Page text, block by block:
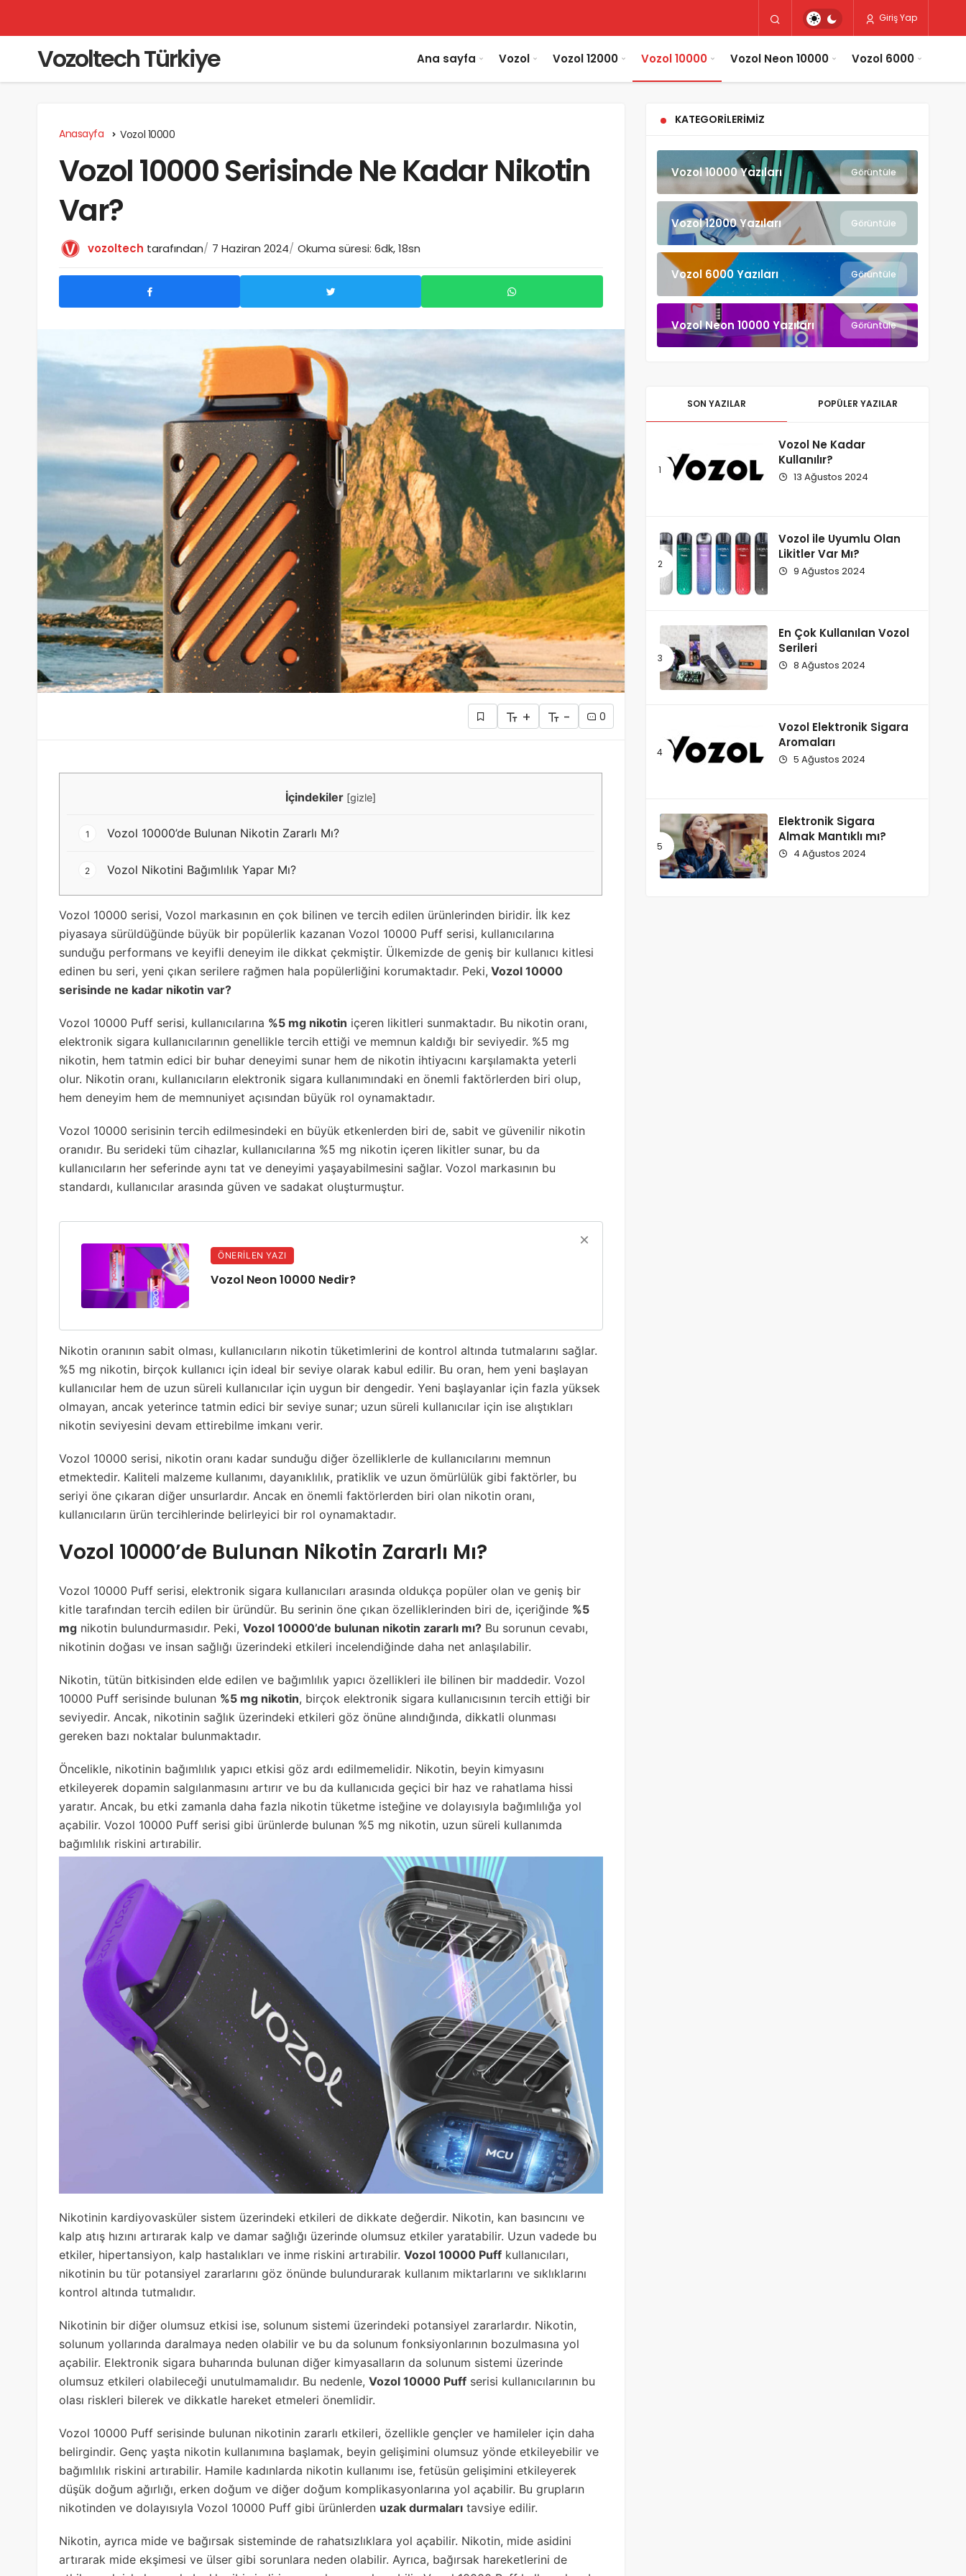
Giriş Yap
Vozoltech Türkiye Ana sayfa Vozol Vozol 12000 Vozol 10000 Vozol Neon 10000 Vozol 6000
Anasayfa Vozol 10000
Vozol 10000 Serisinde Ne Kadar Nikotin
Var?
vozoltech tarafından 7 Haziran 2024 Okuma süresi: 6dk, 18sn
+ - 0
İçindekiler [gizle]
1 Vozol 10000’de Bulunan Nikotin Zararlı Mı?
2 Vozol Nikotini Bağımlılık Yapar Mı?
Vozol 10000 serisi, Vozol markasının en çok bilinen ve tercih edilen ürünlerinden biridir. İlk kez
piyasaya sürüldüğünde büyük bir popülerlik kazanan Vozol 10000 Puff serisi, kullanıcılarına
sunduğu performans ve keyifli deneyim ile dikkat çekmiştir. Ülkemizde de geniş bir kullanıcı kitlesi
edinen bu seri, yeni çıkan serilere rağmen hala popülerliğini korumaktadır. Peki, Vozol 10000
serisinde ne kadar nikotin var?
Vozol 10000 Puff serisi, kullanıcılarına %5 mg nikotin içeren likitleri sunmaktadır. Bu nikotin oranı,
elektronik sigara kullanıcılarının genellikle tercih ettiği ve memnun kaldığı bir seviyedir. %5 mg
nikotin, hem tatmin edici bir buhar deneyimi sunar hem de nikotin ihtiyacını karşılamakta yeterli
olur. Nikotin oranı, kullanıcıların elektronik sigara kullanımındaki en önemli faktörlerden biri olup,
hem deneyim hem de memnuniyet açısından büyük rol oynamaktadır.
Vozol 10000 serisinin tercih edilmesindeki en büyük etkenlerden biri de, sabit ve güvenilir nikotin
oranıdır. Bu serideki tüm cihazlar, kullanıcılarına %5 mg nikotin içeren likitler sunar, bu da
kullanıcıların her seferinde aynı tat ve deneyimi yaşayabilmesini sağlar. Vozol markasının bu
standardı, kullanıcılar arasında güven ve sadakat oluşturmuştur.
ÖNERILEN YAZI
Vozol Neon 10000 Nedir?
Nikotin oranının sabit olması, kullanıcıların nikotin tüketimlerini de kontrol altında tutmalarını sağlar.
%5 mg nikotin, birçok kullanıcı için ideal bir seviye olarak kabul edilir. Bu oran, hem yeni başlayan
kullanıcılar hem de uzun süreli kullanıcılar için uygun bir dengedir. Yeni başlayanlar için fazla yüksek
olmayan, ancak yeterince tatmin edici bir seviye sunar; uzun süreli kullanıcılar için ise alıştıkları
nikotin seviyesini devam ettirebilme imkanı verir.
Vozol 10000 serisi, nikotin oranı kadar sunduğu diğer özelliklerle de kullanıcılarını memnun
etmektedir. Kaliteli malzeme kullanımı, dayanıklılık, pratiklik ve uzun ömürlülük gibi faktörler, bu
seriyi öne çıkaran diğer unsurlardır. Ancak en önemli faktörlerden biri olan nikotin oranı,
kullanıcıların ürün tercihlerinde belirleyici bir rol oynamaktadır.
Vozol 10000’de Bulunan Nikotin Zararlı Mı?
Vozol 10000 Puff serisi, elektronik sigara kullanıcıları arasında oldukça popüler olan ve geniş bir
kitle tarafından tercih edilen bir üründür. Bu serinin öne çıkan özelliklerinden biri de, içeriğinde %5
mg nikotin bulundurmasıdır. Peki, Vozol 10000’de bulunan nikotin zararlı mı? Bu sorunun cevabı,
nikotinin doğası ve insan sağlığı üzerindeki etkileri incelendiğinde daha net anlaşılabilir.
Nikotin, tütün bitkisinden elde edilen ve bağımlılık yapıcı özellikleri ile bilinen bir maddedir. Vozol
10000 Puff serisinde bulunan %5 mg nikotin, birçok elektronik sigara kullanıcısının tercih ettiği bir
seviyedir. Ancak, nikotinin sağlık üzerindeki etkileri göz önüne alındığında, dikkatli olunması
gereken bazı noktalar bulunmaktadır.
Öncelikle, nikotinin bağımlılık yapıcı etkisi göz ardı edilmemelidir. Nikotin, beyin kimyasını
etkileyerek dopamin salgılanmasını artırır ve bu da kullanıcıda geçici bir haz ve rahatlama hissi
yaratır. Ancak, bu etki zamanla daha fazla nikotin tüketme isteğine ve dolayısıyla bağımlılığa yol
açabilir. Vozol 10000 Puff serisi gibi ürünlerde bulunan %5 mg nikotin, uzun süreli kullanımda
bağımlılık riskini artırabilir.
Nikotinin kardiyovasküler sistem üzerindeki etkileri de dikkate değerdir. Nikotin, kan basıncını ve
kalp atış hızını artırarak kalp ve damar sağlığı üzerinde olumsuz etkiler yaratabilir. Uzun vadede bu
etkiler, hipertansiyon, kalp hastalıkları ve inme riskini artırabilir. Vozol 10000 Puff kullanıcıları,
nikotinin bu tür potansiyel zararlarını göz önünde bulundurarak kullanım miktarlarını ve sıklıklarını
kontrol altında tutmalıdır.
Nikotinin bir diğer olumsuz etkisi ise, solunum sistemi üzerindeki potansiyel zararlardır. Nikotin,
solunum yollarında daralmaya neden olabilir ve bu da solunum fonksiyonlarının bozulmasına yol
açabilir. Elektronik sigara buharında bulunan diğer kimyasalların da solunum sistemi üzerinde
olumsuz etkileri olabileceği unutulmamalıdır. Bu nedenle, Vozol 10000 Puff serisi kullanıcılarının bu
olası riskleri bilerek ve dikkatle hareket etmeleri önemlidir.
Vozol 10000 Puff serisinde bulunan nikotinin zararlı etkileri, özellikle gençler ve hamileler için daha
belirgindir. Genç yaşta nikotin kullanımına başlamak, beyin gelişimini olumsuz yönde etkileyebilir ve
bağımlılık riskini artırabilir. Hamile kadınlarda nikotin kullanımı ise, fetüsün gelişimini etkileyerek
düşük doğum ağırlığı, erken doğum ve diğer doğum komplikasyonlarına yol açabilir. Bu grupların
nikotinden ve dolayısıyla Vozol 10000 Puff gibi ürünlerden uzak durmaları tavsiye edilir.
Nikotin, ayrıca mide ve bağırsak sisteminde de rahatsızlıklara yol açabilir. Nikotin, mide asidini
artırarak mide ekşimesi ve ülser gibi sorunlara neden olabilir. Ayrıca, bağırsak hareketlerini de
KATEGORILERIMIZ
Vozol 10000 Yazıları Görüntüle
Vozol 12000 Yazıları Görüntüle
Vozol 6000 Yazıları Görüntüle
Vozol Neon 10000 Yazıları Görüntüle
SON YAZILAR POPÜLER YAZILAR
Vozol Ne Kadar
Kullanılır?
13 Ağustos 2024
Vozol ile Uyumlu Olan
Likitler Var Mı?
9 Ağustos 2024
En Çok Kullanılan Vozol
Serileri
8 Ağustos 2024
Vozol Elektronik Sigara
Aromaları
5 Ağustos 2024
Elektronik Sigara
Almak Mantıklı mı?
4 Ağustos 2024